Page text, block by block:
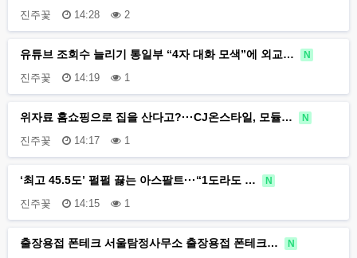
진주꽃 14:28 2
유튜브 조회수 늘리기 통일부 “4자 대화 모색”에 외교… N
진주꽃 14:19 1
위자료 홈쇼핑으로 집을 산다고?···CJ온스타일, 모듈… N
진주꽃 14:17 1
‘최고 45.5도’ 펄펄 끓는 아스팔트···“1도라도 … N
진주꽃 14:15 1
출장용접 폰테크 서울탐정사무소 출장용접 폰테크… N